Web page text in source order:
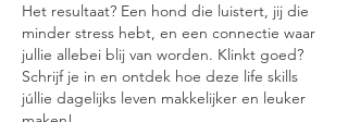
Het resultaat? Een hond die luistert, jij die
minder stress hebt, en een connectie waar
jullie allebei blij van worden. Klinkt goed?
Schrijf je in en ontdek hoe deze life skills
júllie dagelijks leven makkelijker en leuker